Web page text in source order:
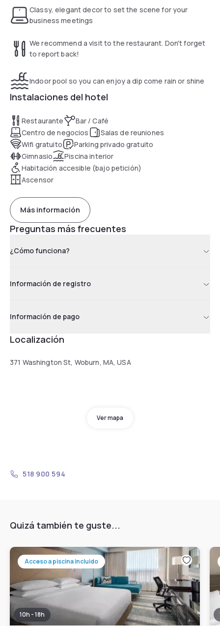
Classy, elegant decor to set the scene for your
business meetings
We recommend a visit to the restaurant. Don't forget
to report back!
Indoor pool so you can enjoy a dip come rain or shine
Instalaciones del hotel
Restaurante
Bar / Café
Centro de negocios
Salas de reuniones
Wifi gratuito
Parking privado gratuito
Gimnasio
Piscina interior
Habitación accesible (bajo petición)
Ascensor
Más información
Preguntas más frecuentes
¿Cómo funciona?
Información de registro
Información de pago
Localización
371 Washington St, Woburn, MA, USA
Ver mapa
518 900 594
Quizá también te guste...
Acceso a piscina incluido
10h - 18h